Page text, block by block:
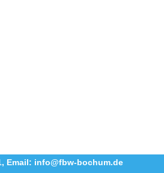
, Email: info@fbw-bochum.de